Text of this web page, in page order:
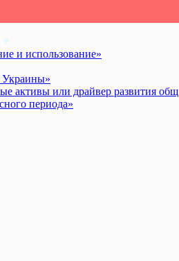
и использование»
Украины»
активы или драйвер развития общ
периода»